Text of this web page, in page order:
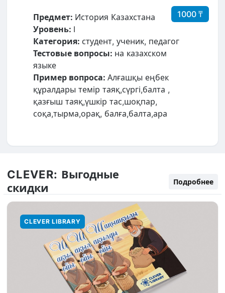
1000 ₸
Предмет: История Казахстана
Уровень: I
Категория: студент, ученик, педагог
Тестовые вопросы: на казахском
языке
Пример вопроса: Алғашқы еңбек
құралдары темір таяқ,сүргі,балта ,
қазғыш таяқ,үшкір тас,шоқпар,
соқа,тырма,орақ, балға,балта,ара
CLEVER: Выгодные
скидки
Подробнее
CLEVER LIBRARY